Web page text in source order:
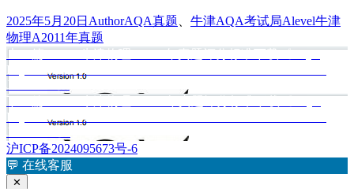
发
布
于
2025年5月20日 作
者
Author分
AQA真题 牛津AQA考试局标
Alevel牛津
物理A2011年真题
文
章
导
航
上一篇上
篇
Alevel牛津物理A2011年真题评分标准下载《AQA
Physics A Unit 2 Mechanics Materials and Waves Mark Scheme
June 2011》
下一篇
下
篇
章：
Physics A Unit 2 Mechanics Materials and Waves Mark Scheme
June 2012》
沪ICP备2024095673号-6
💬 在线客服
✕